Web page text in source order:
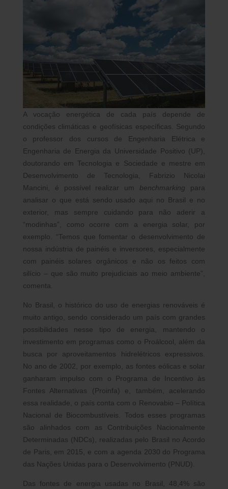
A vocação energética de cada país depende de
condições climáticas e geofísicas específicas. Segundo
o professor dos cursos de Engenharia Elétrica e
Engenharia de Energia da Universidade Positivo (UP),
doutorando em Tecnologia e Sociedade e mestre em
Desenvolvimento de Tecnologia, Fabrizio Nicolai
Mancini, é possível realizar um benchmarking para
analisar o que está sendo usado aqui no Brasil e no
exterior, mas sempre cuidando para não aderir a
“modinhas”, como ocorre com a energia solar, por
exemplo. “Temos que fomentar o desenvolvimento de
nossa indústria de painéis e inversores, especialmente
com painéis solares orgânicos e não os feitos com
silício – que são muito prejudiciais ao meio ambiente”,
comenta.
No Brasil, o histórico do uso de energias renováveis é
muito antigo, sendo considerado um país com grandes
possibilidades nesse tipo de energia, mantendo o
investimento em programas como o Proálcool, além da
busca por aproveitamentos hidrelétricos expressivos.
No ano de 2002, por exemplo, as fontes eólicas e solar
ganharam impulso com o Programa de Incentivo às
Fontes Alternativas (Proinfa) e, também, acelerando
essa realidade, o país conta com o Renovabio – Política
Nacional de Biocombustíveis. Todos esses programas
são alinhados com as Contribuições Nacionalmente
Determinadas (NDCs), realizadas pelo Brasil no Acordo
de Paris, em 2015, e com a agenda 2030 do Programa
das Nações Unidas para o Desenvolvimento (PNUD).
Das fontes de energia usadas no Brasil, 48,4% são